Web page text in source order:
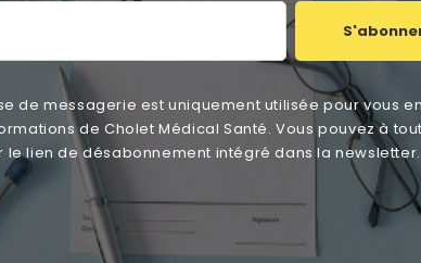
de messagerie est uniquement utilisée pour vous
de Cholet Médical Santé. Vous pouvez à tout
le lien de désabonnement intégré dans la newsletter.
:
favorite_border